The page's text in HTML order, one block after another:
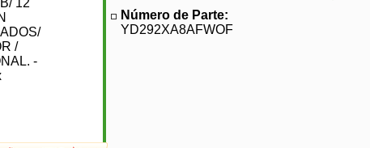
Número de Parte:
YD292XA8AFWOF